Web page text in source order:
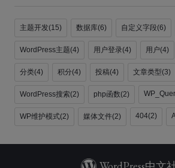
主题开发(15) 数据库(6) 自定义字段(6)
WordPress主题(4) 用户登录(4) 用户(4)
分类(4) 积分(4) 投稿(4) 文章类型(3)
WordPress搜索(2) php函数(2)
WP维护模式(2) 媒体文件(2) 404(2)